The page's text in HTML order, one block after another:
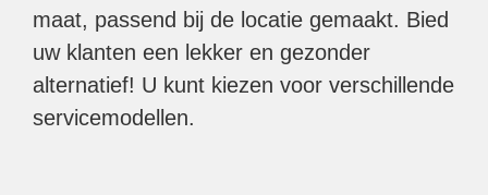
maat, passend bij de locatie gemaakt. Bied
uw klanten een lekker en gezonder
alternatief! U kunt kiezen voor verschillende
servicemodellen.